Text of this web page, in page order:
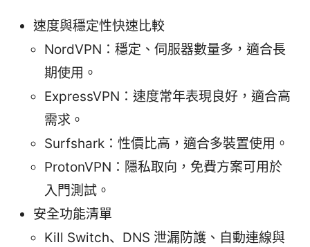
速度與穩定性快速比較
NordVPN：穩定、伺服器數量多，適合長
期使用。
ExpressVPN：速度常年表現良好，適合高
需求。
Surfshark：性價比高，適合多裝置使用。
ProtonVPN：隱私取向，免費方案可用於
入門測試。
安全功能清單
Kill Switch、DNS 泄漏防護、自動連線與